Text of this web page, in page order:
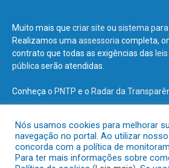
Muito mais que criar site ou sistema
Realizamos uma assessoria completa,
contrato que todas as exigências das
pública serão atendidas.
Conheça o PNTP e o Radar da
Todos os direitos reservados a Prefeitura
Nós usamos cookies para melhorar
navegação no portal. Ao utilizar
concorda com a política de
Para ter mais informações sobre